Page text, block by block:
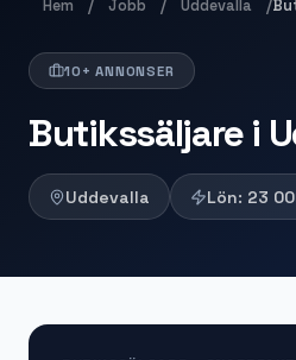
Hem / Jobb / Uddevalla /
10+ ANNONSER
Butikssäljare i
Uddevalla Lön: 23